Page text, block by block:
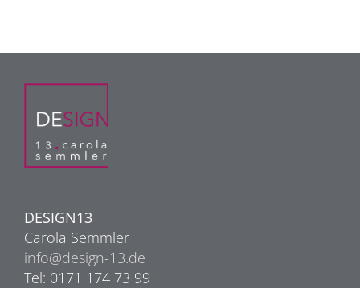
DESIGN13
Carola Semmler
info@design-13.de
Tel: 0171 174 73 99